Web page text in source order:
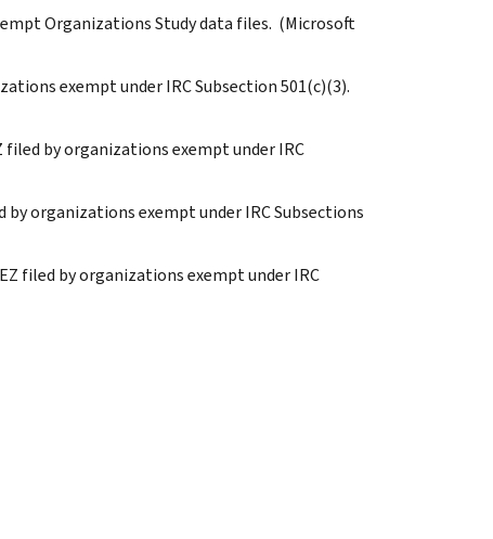
Organizations Study data files. (Microsoft
exempt under IRC Subsection 501(c)(3).
filed by organizations exempt under IRC
organizations exempt under IRC Subsections
filed by organizations exempt under IRC